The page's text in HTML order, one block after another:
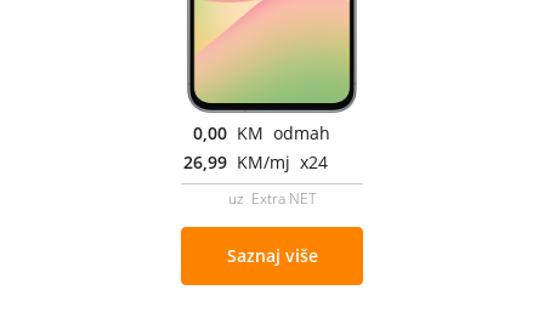
0,00 KM odmah
26,99 KM/mj x24
uz Extra NET
Saznaj više